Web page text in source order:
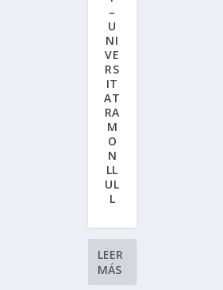
–
U
NI
VE
RS
IT
AT
RA
M
O
N
LL
UL
L
LEER
MÁS